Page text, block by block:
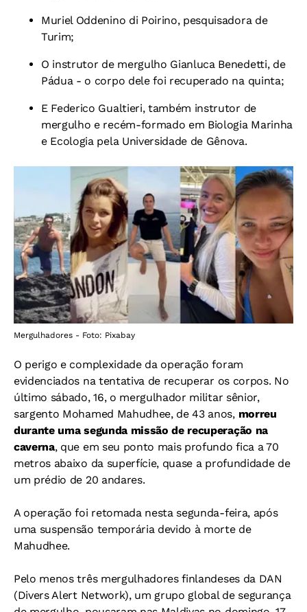
Muriel Oddenino di Poirino, pesquisadora de
Turim;
O instrutor de mergulho Gianluca Benedetti, de
Pádua - o corpo dele foi recuperado na quinta;
E Federico Gualtieri, também instrutor de
mergulho e recém-formado em Biologia Marinha
e Ecologia pela Universidade de Gênova.
Mergulhadores - Foto: Pixabay
O perigo e complexidade da operação foram
evidenciados na tentativa de recuperar os corpos. No
último sábado, 16, o mergulhador militar sênior,
sargento Mohamed Mahudhee, de 43 anos, morreu
durante uma segunda missão de recuperação na
caverna, que em seu ponto mais profundo fica a 70
metros abaixo da superfície, quase a profundidade de
um prédio de 20 andares.
A operação foi retomada nesta segunda-feira, após
uma suspensão temporária devido à morte de
Mahudhee.
Pelo menos três mergulhadores finlandeses da DAN
(Divers Alert Network), um grupo global de segurança